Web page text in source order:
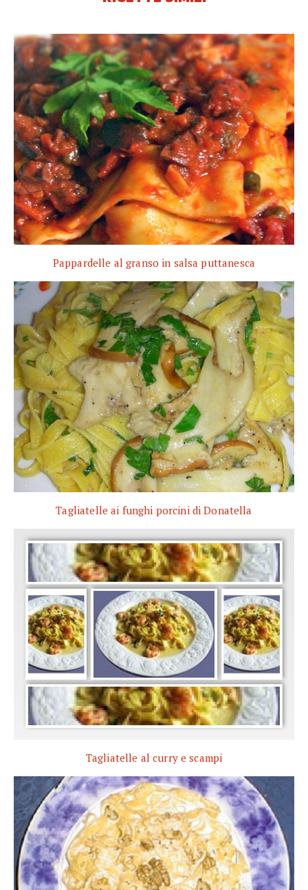
Pappardelle al granso in salsa puttanesca
Tagliatelle ai funghi porcini di Donatella
Tagliatelle al curry e scampi